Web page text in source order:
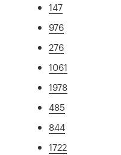
147
976
276
1061
1978
485
844
1722